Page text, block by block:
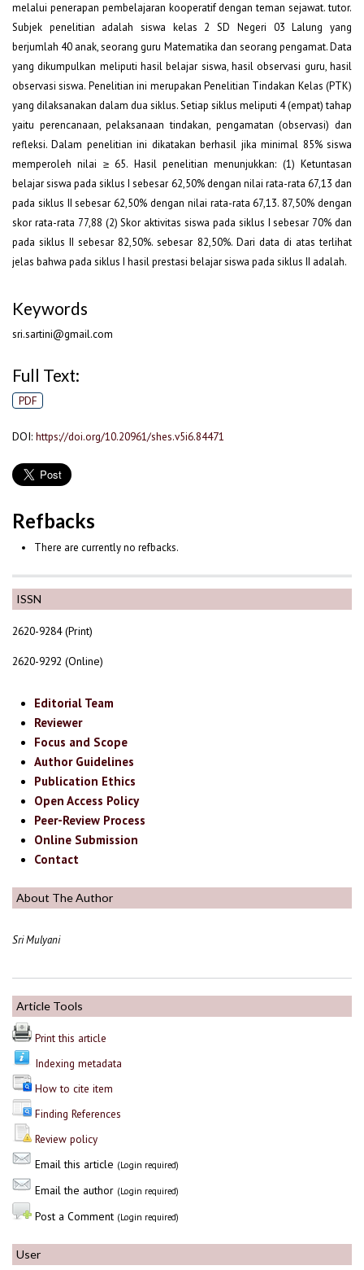
ISSN
2620-9284 (Print)
2620-9292 (Online)
Editorial Team
Reviewer
Focus and Scope
Author Guidelines
Publication Ethics
Open Access Policy
Peer-Review Process
Online Submission
Contact
About The Author
Sri Mulyani
Article Tools
Print this article
Indexing metadata
How to cite item
Finding References
Review policy
Email this article (Login required)
Email the author (Login required)
Post a Comment (Login required)
User
melalui penerapan pembelajaran kooperatif dengan teman sejawat. tutor.
Subjek penelitian adalah siswa kelas 2 SD Negeri 03 Lalung yang
berjumlah 40 anak, seorang guru Matematika dan seorang pengamat. Data
yang dikumpulkan meliputi hasil belajar siswa, hasil observasi guru, hasil
observasi siswa. Penelitian ini merupakan Penelitian Tindakan Kelas (PTK)
yang dilaksanakan dalam dua siklus. Setiap siklus meliputi 4 (empat) tahap
yaitu perencanaan, pelaksanaan tindakan, pengamatan (observasi) dan
refleksi. Dalam penelitian ini dikatakan berhasil jika minimal 85% siswa
memperoleh nilai ≥ 65. Hasil penelitian menunjukkan: (1) Ketuntasan
belajar siswa pada siklus I sebesar 62,50% dengan nilai rata-rata 67,13 dan
pada siklus II sebesar 62,50% dengan nilai rata-rata 67,13. 87,50% dengan
skor rata-rata 77,88 (2) Skor aktivitas siswa pada siklus I sebesar 70% dan
pada siklus II sebesar 82,50%. sebesar 82,50%. Dari data di atas terlihat
jelas bahwa pada siklus I hasil prestasi belajar siswa pada siklus II adalah.
Keywords
sri.sartini@gmail.com
Full Text:
PDF
DOI: https://doi.org/10.20961/shes.v5i6.84471
Refbacks
There are currently no refbacks.